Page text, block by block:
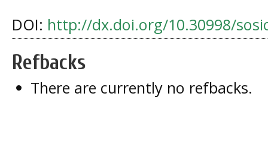
DOI: http://dx.doi.org/10.30998/
Refbacks
There are currently no refbacks.